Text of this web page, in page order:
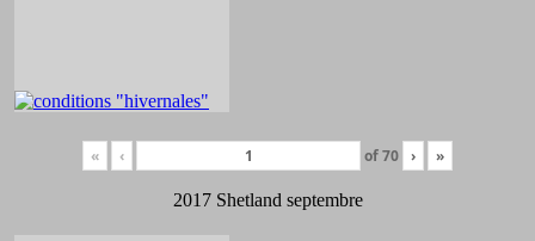
« ‹ of70 › »
2017 Shetland septembre